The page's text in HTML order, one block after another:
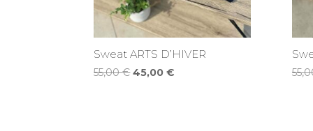
Sweat ARTS D’HIVER
55,00€Le
45,00€